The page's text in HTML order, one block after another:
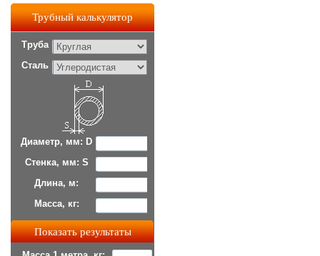
Трубный калькулятор
Труба
Сталь
Диаметр, мм: D
Стенка, мм: S
Длина, м:
Масса, кг: